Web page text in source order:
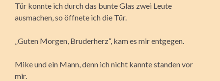
Tür konnte ich durch das bunte Glas zwei Leute
ausmachen, so öffnete ich die Tür.
„Guten Morgen, Bruderherz“, kam es mir entgegen.
Mike und ein Mann, denn ich nicht kannte standen vor
mir.